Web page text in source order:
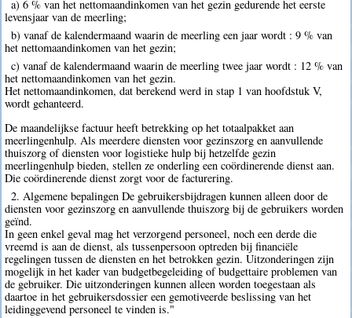
a) 6 % van het nettomaandinkomen van het gezin gedurende het eerste
levensjaar van de meerling;
b) vanaf de kalendermaand waarin de meerling een jaar wordt : 9 % van
het nettomaandinkomen van het gezin;
c) vanaf de kalendermaand waarin de meerling twee jaar wordt : 12 % van
het nettomaandinkomen van het gezin.
Het nettomaandinkomen, dat berekend werd in stap 1 van hoofdstuk V,
wordt gehanteerd.
De maandelijkse factuur heeft betrekking op het totaalpakket aan
meerlingenhulp. Als meerdere diensten voor gezinszorg en aanvullende
thuiszorg of diensten voor logistieke hulp bij hetzelfde gezin
meerlingenhulp bieden, stellen ze onderling een coördinerende dienst aan.
Die coördinerende dienst zorgt voor de facturering.
2. Algemene bepalingen De gebruikersbijdragen kunnen alleen door de
diensten voor gezinszorg en aanvullende thuiszorg bij de gebruikers worden
geïnd.
In geen enkel geval mag het verzorgend personeel, noch een derde die
vreemd is aan de dienst, als tussenpersoon optreden bij financiële
regelingen tussen de diensten en het betrokken gezin. Uitzonderingen zijn
mogelijk in het kader van budgetbegeleiding of budgettaire problemen van
de gebruiker. Die uitzonderingen kunnen alleen worden toegestaan als
daartoe in het gebruikersdossier een gemotiveerde beslissing van het
leidinggevend personeel te vinden is."